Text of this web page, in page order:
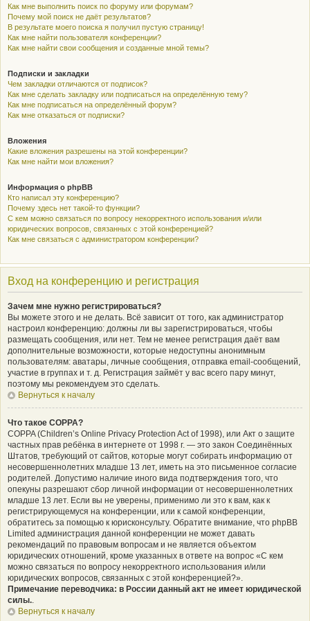
Как мне выполнить поиск по форуму или форумам?
Почему мой поиск не даёт результатов?
В результате моего поиска я получил пустую страницу!
Как мне найти пользователя конференции?
Как мне найти свои сообщения и созданные мной темы?
Подписки и закладки
Чем закладки отличаются от подписок?
Как мне сделать закладку или подписаться на определённую тему?
Как мне подписаться на определённый форум?
Как мне отказаться от подписки?
Вложения
Какие вложения разрешены на этой конференции?
Как мне найти мои вложения?
Информация о phpBB
Кто написал эту конференцию?
Почему здесь нет такой-то функции?
С кем можно связаться по вопросу некорректного использования и/или
юридических вопросов, связанных с этой конференцией?
Как мне связаться с администратором конференции?
Вход на конференцию и регистрация
Зачем мне нужно регистрироваться?
Вы можете этого и не делать. Всё зависит от того, как администратор
настроил конференцию: должны ли вы зарегистрироваться, чтобы
размещать сообщения, или нет. Тем не менее регистрация даёт вам
дополнительные возможности, которые недоступны анонимным
пользователям: аватары, личные сообщения, отправка email-сообщений,
участие в группах и т. д. Регистрация займёт у вас всего пару минут,
поэтому мы рекомендуем это сделать.
Вернуться к началу
Что такое COPPA?
COPPA (Children’s Online Privacy Protection Act of 1998), или Акт о защите
частных прав ребёнка в интернете от 1998 г. — это закон Соединённых
Штатов, требующий от сайтов, которые могут собирать информацию от
несовершеннолетних младше 13 лет, иметь на это письменное согласие
родителей. Допустимо наличие иного вида подтверждения того, что
опекуны разрешают сбор личной информации от несовершеннолетних
младше 13 лет. Если вы не уверены, применимо ли это к вам, как к
регистрирующемуся на конференции, или к самой конференции,
обратитесь за помощью к юрисконсульту. Обратите внимание, что phpBB
Limited администрация данной конференции не может давать
рекомендаций по правовым вопросам и не является объектом
юридических отношений, кроме указанных в ответе на вопрос «С кем
можно связаться по вопросу некорректного использования и/или
юридических вопросов, связанных с этой конференцией?».
Примечание переводчика: в России данный акт не имеет юридической
силы..
Вернуться к началу